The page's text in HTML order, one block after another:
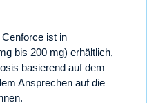
Cenforce ist in
bis 200 mg) erhältlich,
basierend auf dem
Ansprechen auf die